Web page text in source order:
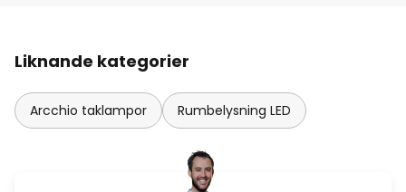
Liknande kategorier
Arcchio taklampor Rumbelysning LED